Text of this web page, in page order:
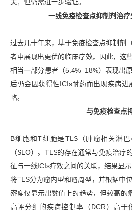
关，但仍需进一步验证。
一线免疫检查点抑制剂治
过去几十年来，基于免疫检查点抑制剂
者中展现出更优的临床疗效。因此，这
相当一部分患者（5.4%–18%）表现出
后仍会因获得性ICIs耐药而出现疾病
略。
与免疫检查点
B细胞和T细胞是TLS（肿瘤相关淋
（SLO）。TLS的存在通常与免疫治
征与一线ICIs疗效之间的关联，结果显
将TLS分为瘤内型和瘤周型，并根据中
密度仅显示出数值上的趋势，但较高的
高评分组的疾病控制率（DCR）高于